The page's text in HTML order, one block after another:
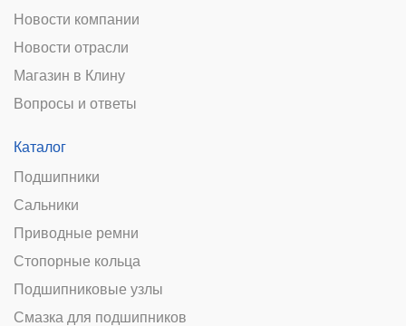
Новости компании
Новости отрасли
Магазин в Клину
Вопросы и ответы
Каталог
Подшипники
Сальники
Приводные ремни
Стопорные кольца
Подшипниковые узлы
Смазка для подшипников